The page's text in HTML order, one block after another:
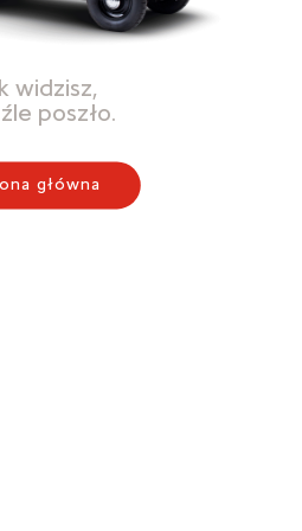
widzisz,
poszło.
główna